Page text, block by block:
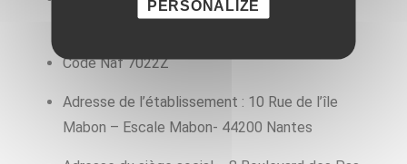
commerciale : Shem’s.
Code Naf 7022Z
Adresse de l’établissement : 10 Rue de l’île
Mabon – Escale Mabon- 44200 Nantes
PERSONALIZE